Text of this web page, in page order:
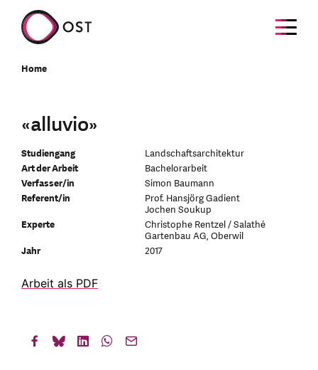
Home
«alluvio»
Studiengang
Landschaftsarchitektur
Art der Arbeit
Bachelorarbeit
Verfasser/in
Simon Baumann
Referent/in
Prof. Hansjörg Gadient
Jochen Soukup
Experte
Christophe Rentzel / Salathé
Gartenbau AG, Oberwil
Jahr
2017
Arbeit als PDF